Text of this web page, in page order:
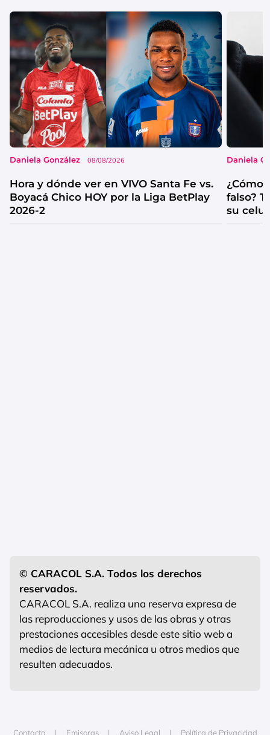
Daniela González 08/08/2026
Hora y dónde ver en VIVO Santa Fe vs.
Boyacá Chico HOY por la Liga BetPlay
2026-2
Daniela
¿Cómo
falso?
su
© CARACOL S.A. Todos los derechos
reservados.
CARACOL S.A. realiza una reserva expresa de
las reproducciones y usos de las obras y otras
prestaciones accesibles desde este sitio web a
medios de lectura mecánica u otros medios que
resulten adecuados.
Contacta Emisoras Aviso Legal Política de Privacidad